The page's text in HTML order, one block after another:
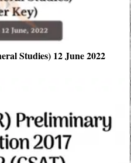
Studies) 12 June 2022